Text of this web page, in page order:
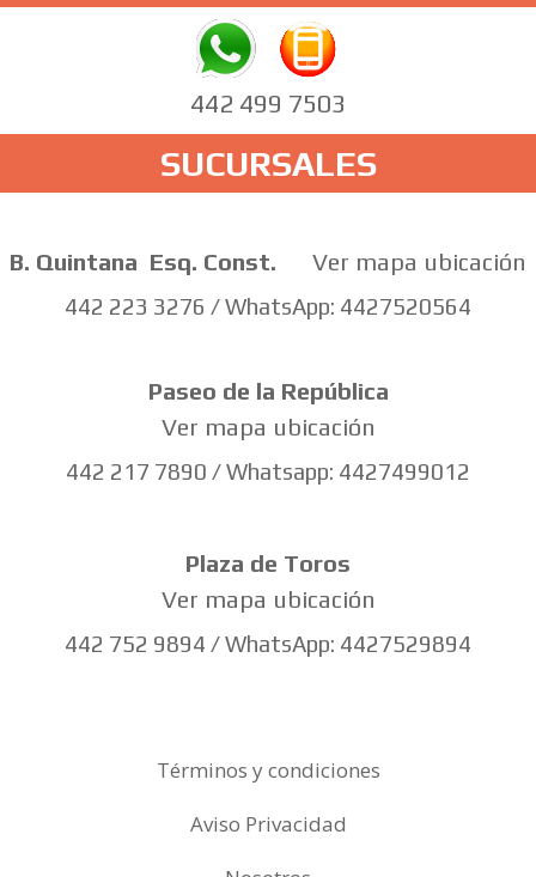
442 499 7503
SUCURSALES
B. Quintana Esq. Const. Ver mapa ubicación
442 223 3276 / WhatsApp: 4427520564
Paseo de la República
Ver mapa ubicación
442 217 7890 / Whatsapp: 4427499012
Plaza de Toros
Ver mapa ubicación
442 752 9894 / WhatsApp: 4427529894
Términos y condiciones
Aviso Privacidad